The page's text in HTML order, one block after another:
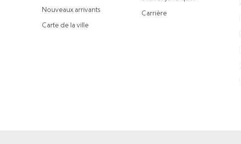
Nouveaux arrivants
Carte de la ville
Carrière